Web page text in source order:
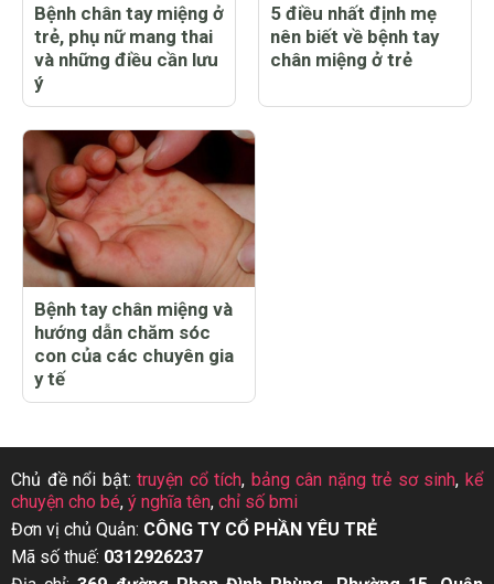
Bệnh chân tay miệng ở
trẻ, phụ nữ mang thai
và những điều cần lưu
ý
5 điều nhất định mẹ
nên biết về bệnh tay
chân miệng ở trẻ
Bệnh tay chân miệng và
hướng dẫn chăm sóc
con của các chuyên gia
y tế
Chủ đề nổi bật:truyện cổ tích, bảng cân nặng trẻ sơ sinh, kể
chuyện cho bé, ý nghĩa tên, chỉ số bmi
Đơn vị chủ Quản: CÔNG TY CỔ PHẦN YÊU TRẺ
Mã số thuế: 0312926237